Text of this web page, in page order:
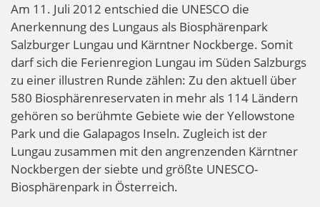
Am 11. Juli 2012 entschied die UNESCO die
Anerkennung des Lungaus als Biosphärenpark
Salzburger Lungau und Kärntner Nockberge. Somit
darf sich die Ferienregion Lungau im Süden Salzburgs
zu einer illustren Runde zählen: Zu den aktuell über
580 Biosphärenreservaten in mehr als 114 Ländern
gehören so berühmte Gebiete wie der Yellowstone
Park und die Galapagos Inseln. Zugleich ist der
Lungau zusammen mit den angrenzenden Kärntner
Nockbergen der siebte und größte UNESCO-
Biosphärenpark in Österreich.